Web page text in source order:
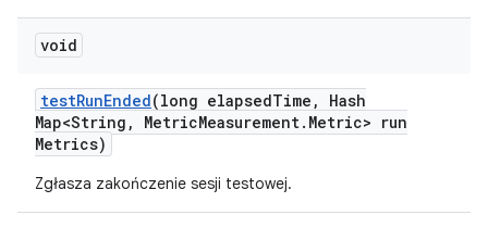
void
testRunEnded(long elapsedTime ,
Hash
Map<String , MetricMeasurement. Metric> run
Metrics)
Zgłasza zakończenie sesji testowej.